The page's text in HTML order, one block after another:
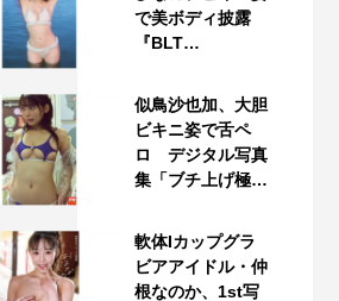
で美ボディ披露
『BLT…
似鳥沙也加、大胆
ビキニ姿で舌ペ
ロ デジタル写真
集「ブチ上げ極…
軟体Iカップグラ
ビアアイドル・仲
根なのか、1st写